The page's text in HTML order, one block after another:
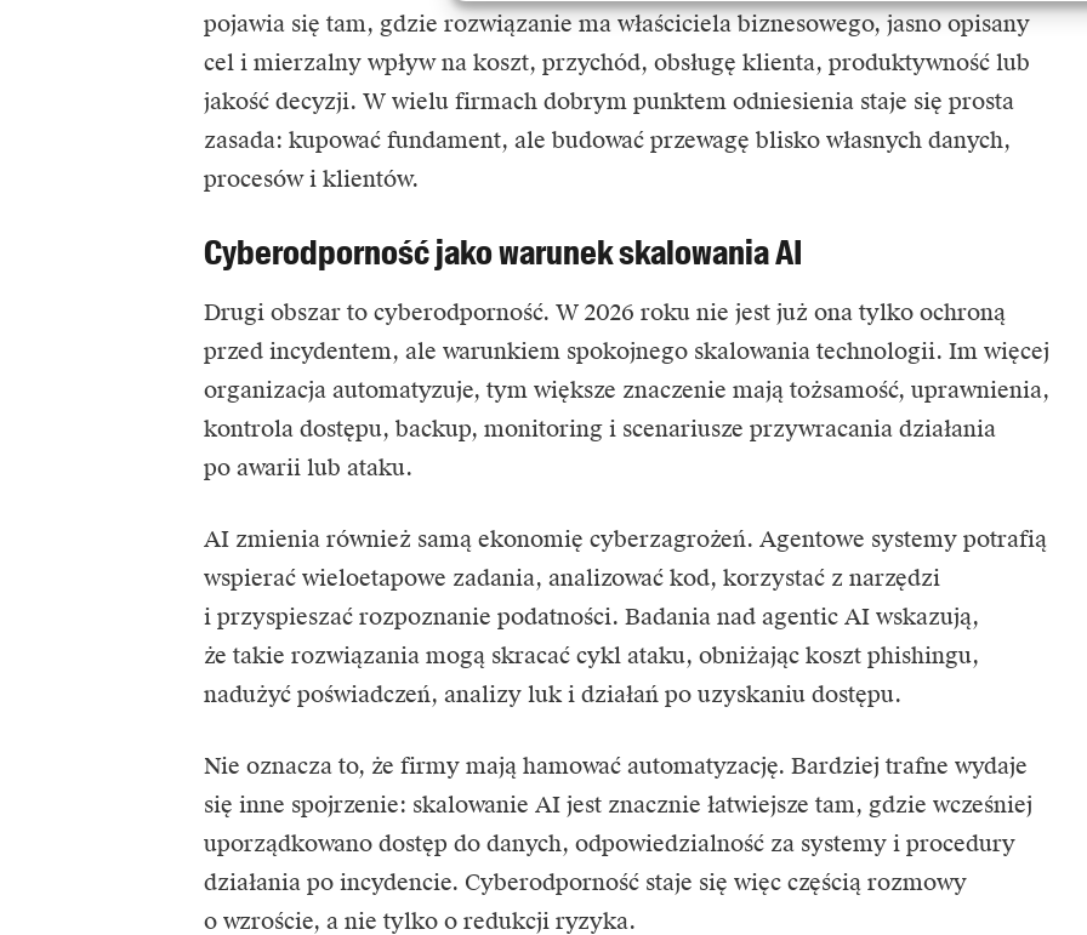
pojawia się tam, gdzie rozwiązanie ma właściciela biznesowego, jasno opisany
cel i mierzalny wpływ na koszt, przychód, obsługę klienta, produktywność lub
jakość decyzji. W wielu firmach dobrym punktem odniesienia staje się prosta
zasada: kupować fundament, ale budować przewagę blisko własnych danych,
procesów i klientów.
Cyberodporność jako warunek skalowania AI
Drugi obszar to cyberodporność. W 2026 roku nie jest już ona tylko ochroną
przed incydentem, ale warunkiem spokojnego skalowania technologii. Im więcej
organizacja automatyzuje, tym większe znaczenie mają tożsamość, uprawnienia,
kontrola dostępu, backup, monitoring i scenariusze przywracania działania
po awarii lub ataku.
AI zmienia również samą ekonomię cyberzagrożeń. Agentowe systemy potrafią
wspierać wieloetapowe zadania, analizować kod, korzystać z narzędzi
i przyspieszać rozpoznanie podatności. Badania nad agentic AI wskazują,
że takie rozwiązania mogą skracać cykl ataku, obniżając koszt phishingu,
nadużyć poświadczeń, analizy luk i działań po uzyskaniu dostępu.
Nie oznacza to, że firmy mają hamować automatyzację. Bardziej trafne wydaje
się inne spojrzenie: skalowanie AI jest znacznie łatwiejsze tam, gdzie wcześniej
uporządkowano dostęp do danych, odpowiedzialność za systemy i procedury
działania po incydencie. Cyberodporność staje się więc częścią rozmowy
o wzroście, a nie tylko o redukcji ryzyka.